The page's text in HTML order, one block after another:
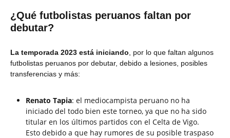
¿Qué futbolistas peruanos faltan por
debutar?
La temporada 2023 está iniciando , por lo que faltan algunos
futbolistas peruanos por debutar, debido a lesiones, posibles
transferencias y más:
Renato Tapia: el mediocampista peruano no ha
iniciado del todo bien este torneo, ya que no ha sido
titular en los últimos partidos con el Celta de Vigo.
Esto debido a que hay rumores de su posible traspaso